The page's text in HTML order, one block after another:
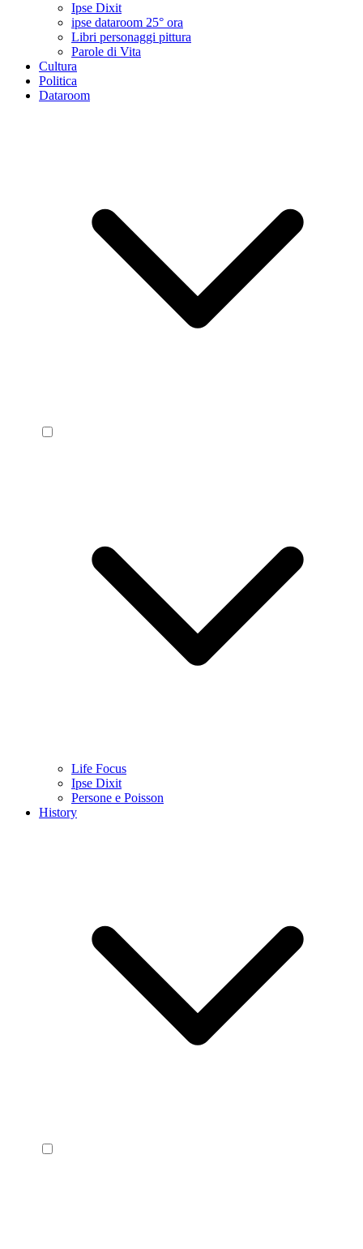
Ipse Dixit
ipse dataroom 25° ora
Libri personaggi pittura
Parole di Vita
Cultura
Politica
Dataroom
Life Focus
Ipse Dixit
Persone e Poisson
History